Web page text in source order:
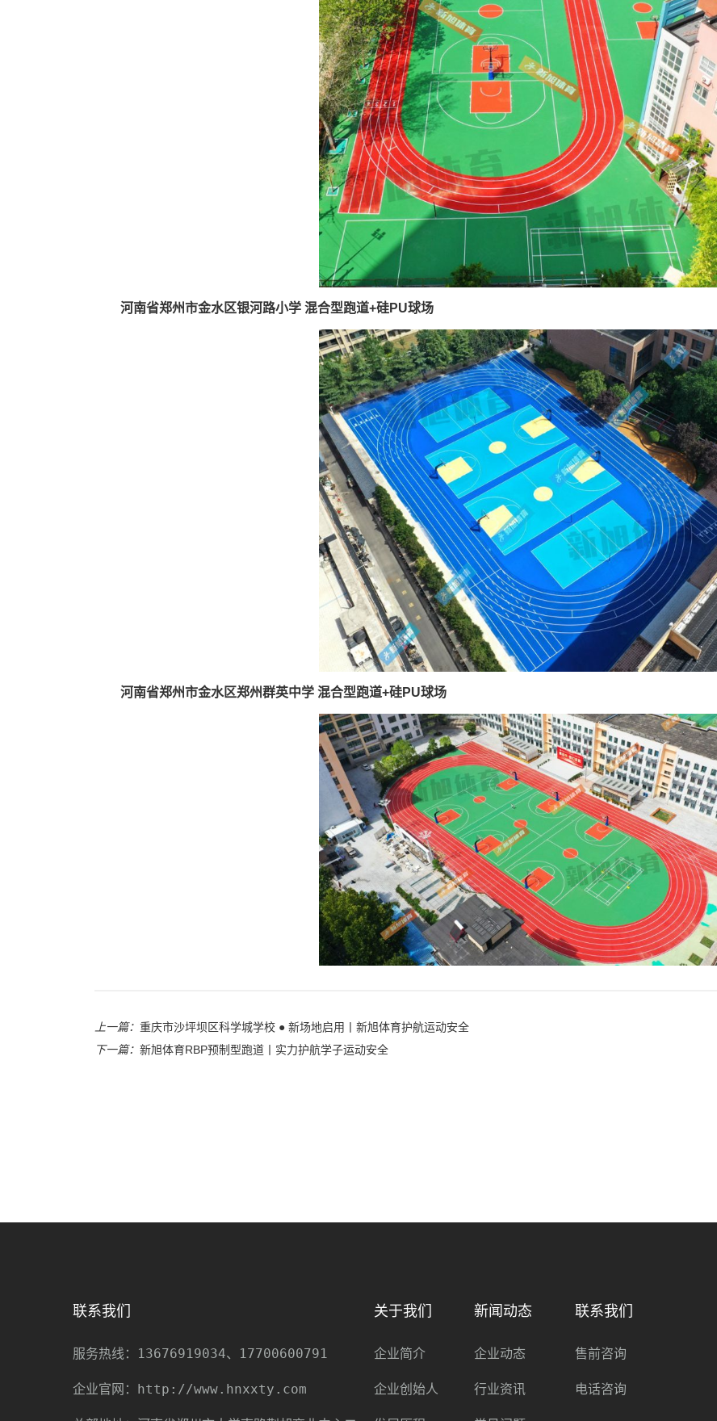
河南省郑州市金水区银河路小学 混合型跑道+硅PU球场
河南省郑州市金水区郑州群英中学 混合型跑道+硅PU球场
上一篇： 重庆市沙坪坝区科学城学校 ● 新场地启用丨新旭体育护航运动安全
下一篇： 新旭体育RBP预制型跑道丨实力护航学子运动安全
联系我们
服务热线： 13676919034、17700600791
企业官网： http://www.hnxxty.com
关于我们
企业简介
企业创始人
新闻动态
企业动态
行业资讯
联系我们
售前咨询
电话咨询